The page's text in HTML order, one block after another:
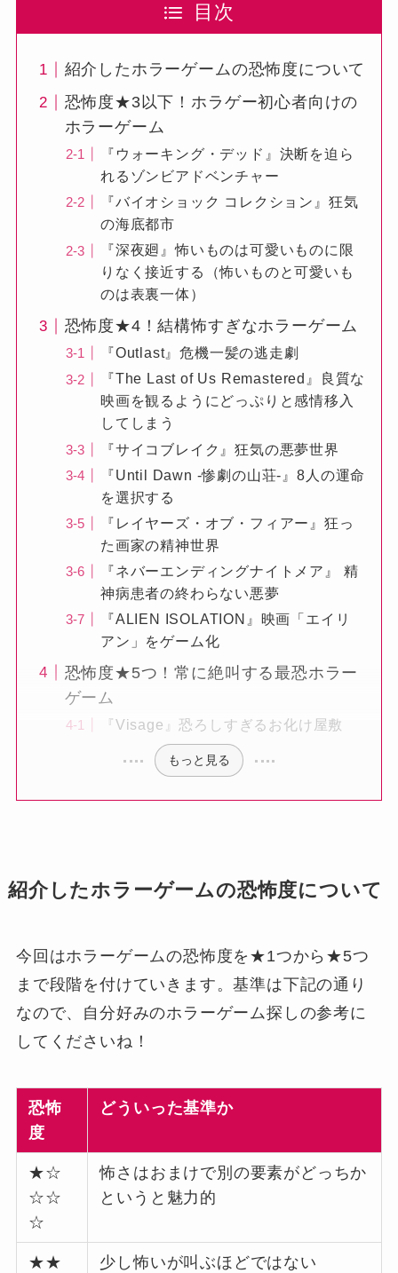
目次
紹介したホラーゲームの恐怖度について
恐怖度★3以下！ホラゲー初心者向けの
ホラーゲーム
『ウォーキング・デッド』決断を迫ら
れるゾンビアドベンチャー
『バイオショック コレクション』狂気
の海底都市
『深夜廻』怖いものは可愛いものに限
りなく接近する（怖いものと可愛いも
のは表裏一体）
恐怖度★4！結構怖すぎなホラーゲーム
『Outlast』危機一髪の逃走劇
『The Last of Us Remastered』良質な
映画を観るようにどっぷりと感情移入
してしまう
『サイコブレイク』狂気の悪夢世界
『Until Dawn -惨劇の山荘-』8人の運命
を選択する
『レイヤーズ・オブ・フィアー』狂っ
た画家の精神世界
『ネバーエンディングナイトメア』 精
神病患者の終わらない悪夢
『ALIEN ISOLATION』映画「エイリ
アン」をゲーム化
恐怖度★5つ！常に絶叫する最恐ホラー
ゲーム
『Visage』恐ろしすぎるお化け屋敷
もっと見る
紹介したホラーゲームの恐怖度について
今回はホラーゲームの恐怖度を★1つから★5つ
まで段階を付けていきます。基準は下記の通り
なので、自分好みのホラーゲーム探しの参考に
してくださいね！
恐怖
度
どういった基準か
★☆
☆☆
☆
怖さはおまけで別の要素がどっちか
というと魅力的
★★ 少し怖いが叫ぶほどではない